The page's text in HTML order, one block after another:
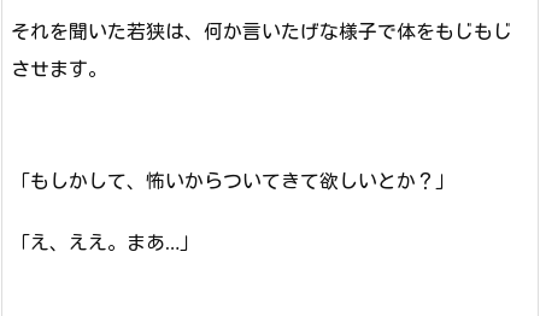
それを聞いた若狭は、何か言いたげな様子で体をもじもじ
させます。
「もしかして、怖いからついてきて欲しいとか？」
「え、ええ。まあ…」